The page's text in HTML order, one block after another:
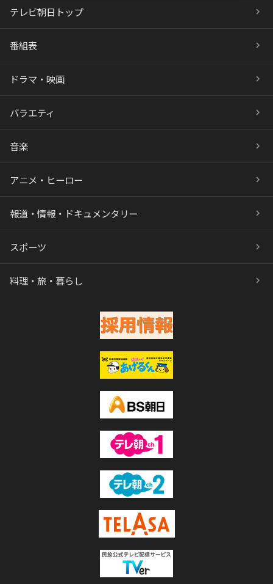
テレビ朝日トップ
番組表
ドラマ・映画
バラエティ
音楽
アニメ・ヒーロー
報道・情報・ドキュメンタリー
スポーツ
料理・旅・暮らし